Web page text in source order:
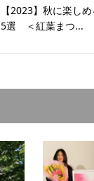
【2023】秋に楽し
5選 ＜紅葉まつ...